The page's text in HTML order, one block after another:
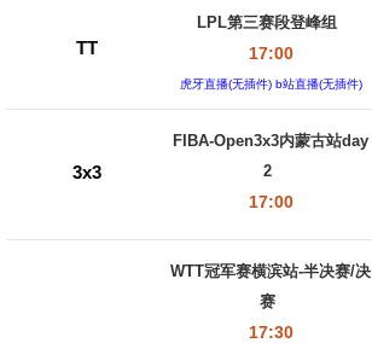
TT
LPL第三赛段登峰组
17:00
虎牙直播(无插件) b站直播(无插件)
3x3
FIBA-Open3x3内蒙古站day
2
17:00
WTT冠军赛横滨站-半决赛/决
赛
17:30